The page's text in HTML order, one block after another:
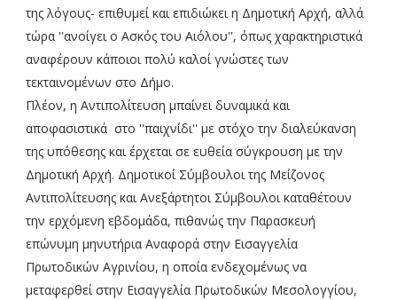
της λόγους- επιθυμεί και επιδιώκει η Δημοτική Αρχή, αλλά
τώρα ''ανοίγει ο Ασκός του Αιόλου'', όπως χαρακτηριστικά
αναφέρουν κάποιοι πολύ καλοί γνώστες των
τεκταινομένων στο Δήμο.
Πλέον, η Αντιπολίτευση μπαίνει δυναμικά και
αποφασιστικά στο ''παιχνίδι'' με στόχο την διαλεύκανση
της υπόθεσης και έρχεται σε ευθεία σύγκρουση με την
Δημοτική Αρχή. Δημοτικοί Σύμβουλοι της Μείζονος
Αντιπολίτευσης και Ανεξάρτητοι Σύμβουλοι καταθέτουν
την ερχόμενη εβδομάδα, πιθανώς την Παρασκευή
επώνυμη μηνυτήρια Αναφορά στην Εισαγγελία
Πρωτοδικών Αγρινίου, η οποία ενδεχομένως να
μεταφερθεί στην Εισαγγελία Πρωτοδικών Μεσολογγίου,